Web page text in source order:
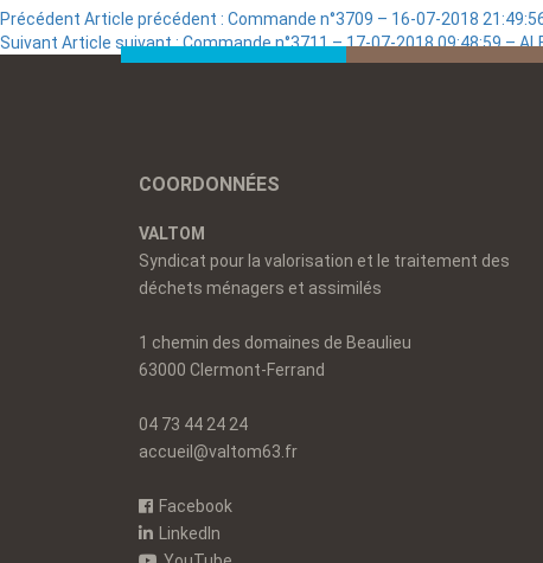
Précédent Article précédent : Commande n°3709 – 16-07-2018
Suivant Article suivant :Commande n°3711 – 17-07-2018 09:48:59 –
COORDONNÉES
VALTOM
Syndicat pour la valorisation et le traitement des
déchets ménagers et assimilés
1 chemin des domaines de Beaulieu
63000 Clermont-Ferrand
04 73 44 24 24
accueil@valtom63.fr
Facebook
LinkedIn